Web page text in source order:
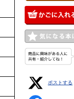
ポストする